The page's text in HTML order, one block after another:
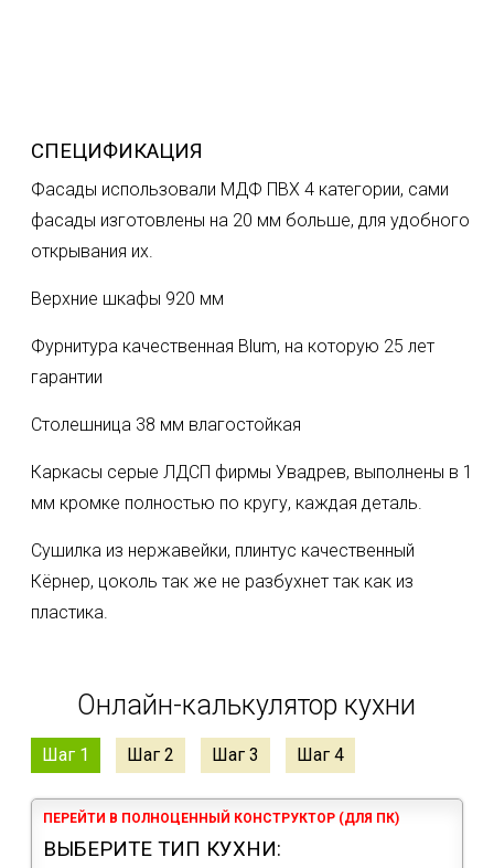
СПЕЦИФИКАЦИЯ
Фасады использовали МДФ ПВХ 4 категории, сами
фасады изготовлены на 20 мм больше, для удобного
открывания их.
Верхние шкафы 920 мм
Фурнитура качественная Blum, на которую 25 лет
гарантии
Столешница 38 мм влагостойкая
Каркасы серые ЛДСП фирмы Увадрев, выполнены в 1
мм кромке полностью по кругу, каждая деталь.
Сушилка из нержавейки, плинтус качественный
Кëрнер, цоколь так же не разбухнет так как из
пластика.
Онлайн-калькулятор кухни
Шаг 1 Шаг 2 Шаг 3 Шаг 4
ПЕРЕЙТИ В ПОЛНОЦЕННЫЙ КОНСТРУКТОР (ДЛЯ ПК)
ВЫБЕРИТЕ ТИП КУХНИ: